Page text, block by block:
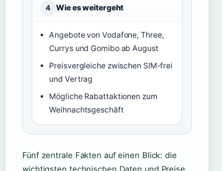
4 Wie es weitergeht
Angebote von Vodafone, Three,
Currys und Gomibo ab August
Preisvergleiche zwischen SIM-frei
und Vertrag
Mögliche Rabattaktionen zum
Weihnachtsgeschäft
Fünf zentrale Fakten auf einen Blick: die